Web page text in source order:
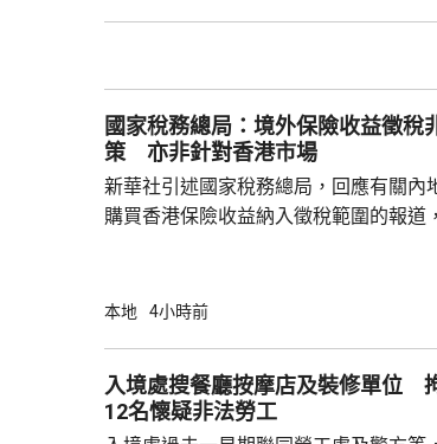
為捍衛新聞自由而身陷囹圄。他又批評
濫用職工會名義，從事與職工會無關的
國家稅務總局：境外保險收益徵稅
策 亦非針對香港市場
新華社引述國家稅務總局，回應有關內
購買香港保險收益納入徵稅範圍的報道
行納稅義務，境外保險收益也屬於應納
從境外取得，包括保險收益在內，應依
個人所得稅，是國際通行做法，亦是中
本地 4小時前
入境處搜餐廳按摩店及裝修單位
12名懷疑非法勞工